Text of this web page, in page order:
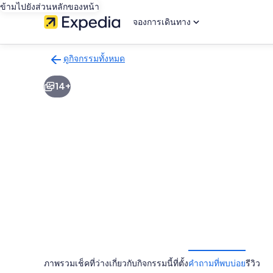
ข้ามไปยังส่วนหลักของหน้า
จองการเดินทาง
ดูกิจกรรมทั้งหมด
ไป
ยัง
14+
ภาพรวมเช็คที่ว่างเกี่ยวกับกิจกรรมนี้ที่ตั้งคำถามที่พบบ่อยรีวิว